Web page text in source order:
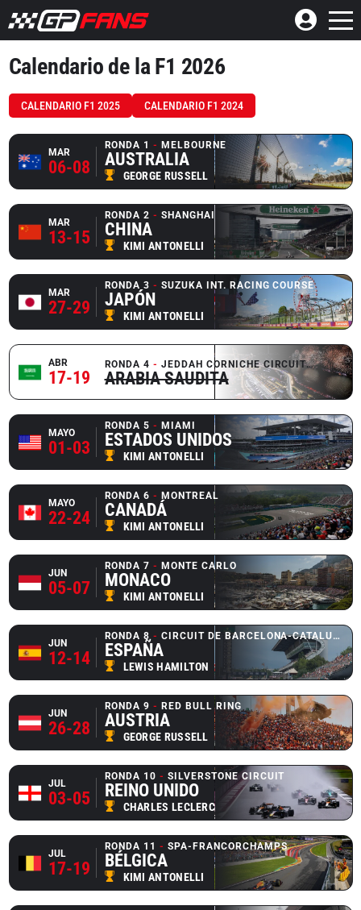
Calendario de la F1 2026
CALENDARIO F1 2025 CALENDARIO F1 2024
MAR
06-08
RONDA 1 MELBOURNE
AUSTRALIA
GEORGE RUSSELL
MAR
13-15
RONDA 2 SHANGHAI
CHINA
KIMI ANTONELLI
MAR
27-29
RONDA 3 SUZUKA INT. RACING COURSE
JAPÓN
KIMI ANTONELLI
ABR
17-19
RONDA 4 JEDDAH CORNICHE CIRCUIT
ARABIA SAUDITA
MAYO
01-03
RONDA 5 MIAMI
ESTADOS UNIDOS
KIMI ANTONELLI
MAYO
22-24
RONDA 6 MONTREAL
CANADÁ
KIMI ANTONELLI
JUN
05-07
RONDA 7 MONTE CARLO
MONACO
KIMI ANTONELLI
JUN
12-14
RONDA 8 CIRCUIT DE BARCELONA-CATALUNYA
ESPAÑA
LEWIS HAMILTON
JUN
26-28
RONDA 9 RED BULL RING
AUSTRIA
GEORGE RUSSELL
JUL
03-05
RONDA 10 SILVERSTONE CIRCUIT
REINO UNIDO
CHARLES LECLERC
JUL
17-19
RONDA 11 SPA-FRANCORCHAMPS
BÉLGICA
KIMI ANTONELLI